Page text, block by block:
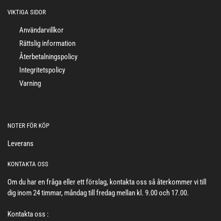
VIKTIGA SIDOR
Användarvillkor
Rättslig information
Återbetalningspolicy
Integritetspolicy
Varning
NOTER FÖR KÖP
Leverans
KONTAKTA OSS
Om du har en fråga eller ett förslag, kontakta oss så återkommer vi till
dig inom 24 timmar, måndag till fredag mellan kl. 9.00 och 17.00.
Kontakta oss :